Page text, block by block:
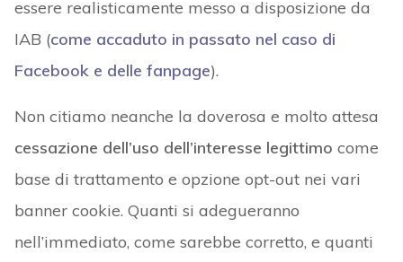
essere realisticamente messo a disposizione da
IAB (come accaduto in passato nel caso di
Facebook e delle fanpage).
Non citiamo neanche la doverosa e molto attesa
cessazione dell’uso dell’interesse legittimo come
base di trattamento e opzione opt-out nei vari
banner cookie. Quanti si adegueranno
nell’immediato, come sarebbe corretto, e quanti